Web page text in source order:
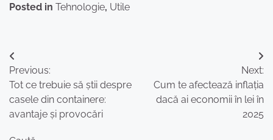
Posted in Tehnologie, Utile
Navigare
în
articole
Previous:
Tot ce trebuie să știi despre
casele din containere:
avantaje și provocări
Next:
Cum te afectează inflația
dacă ai economii în lei în
2025